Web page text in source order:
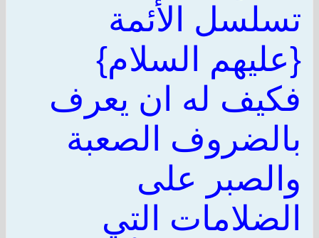
تسلسل الأئمة
{عليهم السلام}
فكيف له ان يعرف
بالضروف الصعبة
والصبر على
الضلامات التي